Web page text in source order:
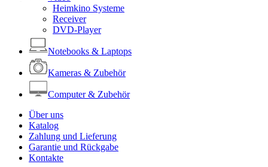
Heimkino Systeme
Receiver
DVD-Player
Notebooks & Laptops
Kameras & Zubehör
Computer & Zubehör
Über uns
Katalog
Zahlung und Lieferung
Garantie und Rückgabe
Kontakte